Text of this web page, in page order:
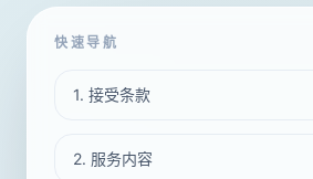
快速导航
1. 接受条款
2. 服务内容